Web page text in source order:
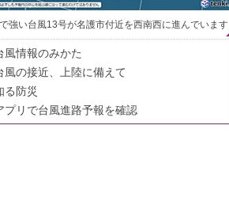
強い台風13号が名護市付近を西南西に進んでいます
風情報のみかた
風の接近、上陸に備えて
る防災
プリで台風進路予報を確認